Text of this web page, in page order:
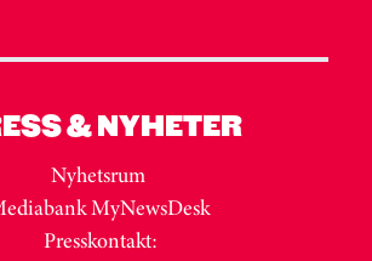
& NYHETER
Nyhetsrum
MyNewsDesk
Presskontakt: